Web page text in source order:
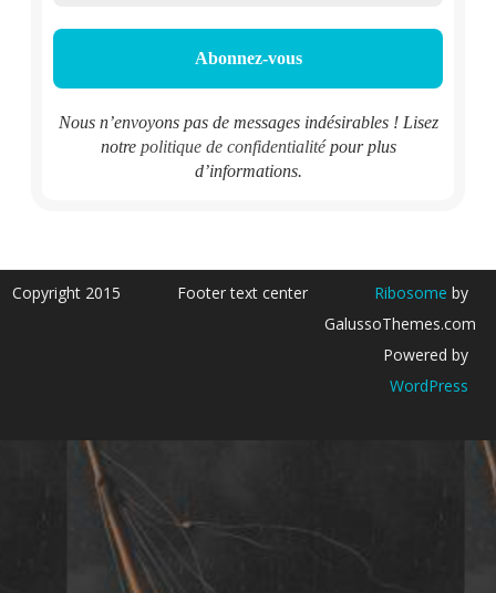
Nous n’envoyons pas de messages indésirables ! Lisez
notre politique de confidentialitépour plus
d’informations.
Copyright 2015 Footer text center Ribosome by
GalussoThemes.com
Powered by
WordPress